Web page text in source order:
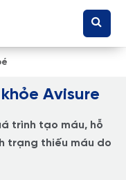
Avisure
trình tạo máu, hỗ
trạng thiếu máu do